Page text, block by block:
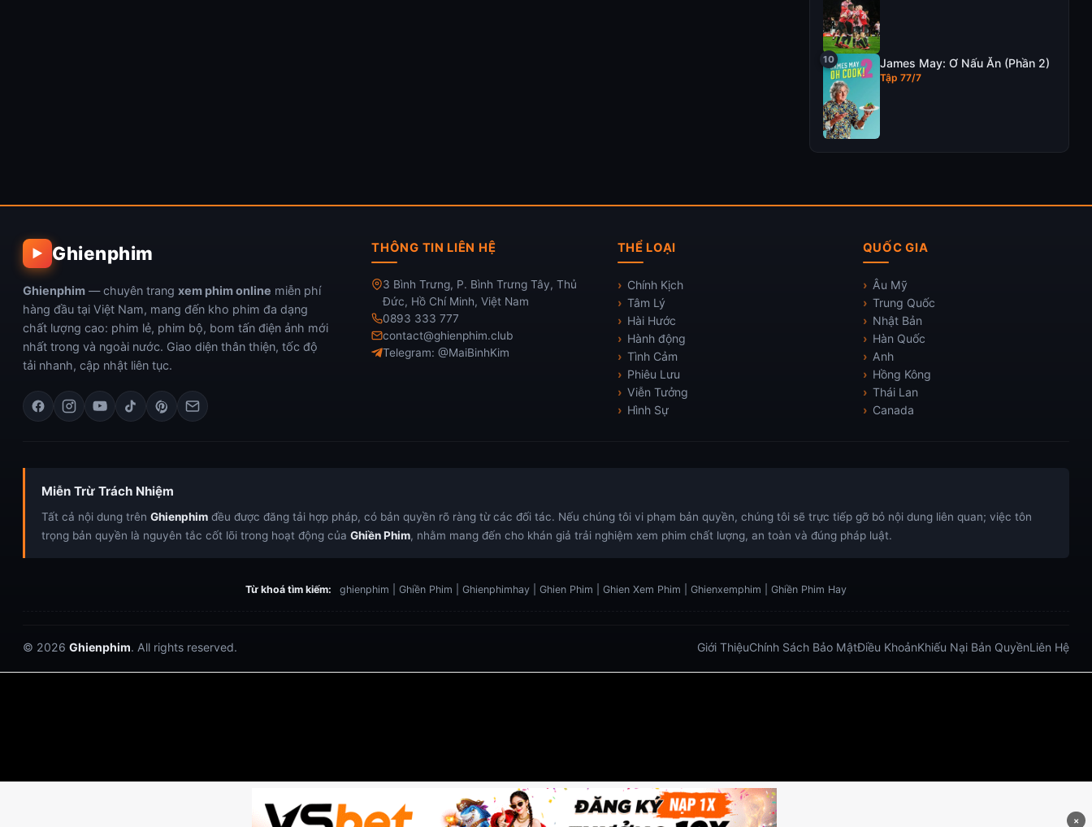
James May: Ơ Nấu Ăn (Phần 2)
Tập 77/7
▶ Ghienphim
Ghienphim — chuyên trang xem phim online miễn phí
hàng đầu tại Việt Nam, mang đến kho phim đa dạng
chất lượng cao: phim lẻ, phim bộ, bom tấn điện ảnh mới
nhất trong và ngoài nước. Giao diện thân thiện, tốc độ
tải nhanh, cập nhật liên tục.
THÔNG TIN LIÊN HỆ
3 Bình Trưng, P. Bình Trưng Tây, Thủ
Đức, Hồ Chí Minh, Việt Nam
0893 333 777
contact@ghienphim.club
Telegram: @MaiBinhKim
THỂ LOẠI
Chính Kịch
Tâm Lý
Hài Hước
Hành động
Tình Cảm
Phiêu Lưu
Viễn Tưởng
Hình Sự
QUỐC GIA
Âu Mỹ
Trung Quốc
Nhật Bản
Hàn Quốc
Anh
Hồng Kông
Thái Lan
Canada
Miễn Trừ Trách Nhiệm
Tất cả nội dung trên Ghienphim đều được đăng tải hợp pháp, có bản quyền rõ ràng từ các đối tác. Nếu chúng tôi vi phạm bản quyền, chúng tôi sẽ trực tiếp gỡ bỏ nội dung liên quan; việc tôn
trọng bản quyền là nguyên tắc cốt lõi trong hoạt động của Ghiền Phim, nhằm mang đến cho khán giả trải nghiệm xem phim chất lượng, an toàn và đúng pháp luật.
Từ khoá tìm kiếm: ghienphim | Ghiền Phim | Ghienphimhay | Ghien Phim | Ghien Xem Phim | Ghienxemphim | Ghiền Phim Hay
© 2026 Ghienphim. All rights reserved. Giới ThiệuChính Sách Bảo MậtĐiều KhoảnKhiếu Nại Bản QuyềnLiên Hệ
×